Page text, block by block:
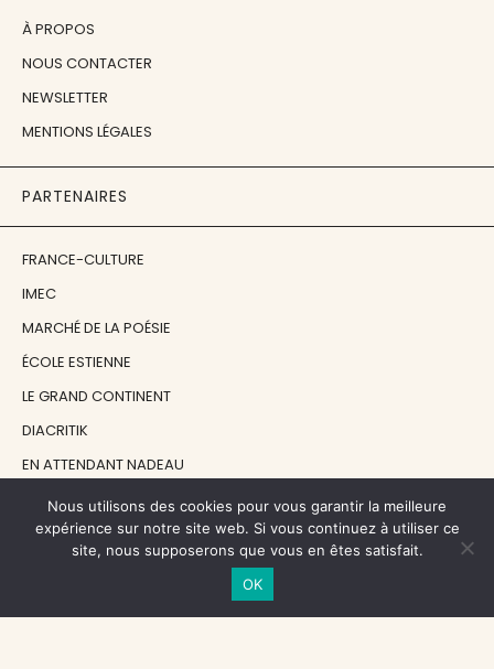
À PROPOS
NOUS CONTACTER
NEWSLETTER
MENTIONS LÉGALES
PARTENAIRES
FRANCE-CULTURE
IMEC
MARCHÉ DE LA POÉSIE
ÉCOLE ESTIENNE
LE GRAND CONTINENT
DIACRITIK
EN ATTENDANT NADEAU
NOS SOUTIENS
Nous utilisons des cookies pour vous garantir la meilleure
expérience sur notre site web. Si vous continuez à utiliser ce
site, nous supposerons que vous en êtes satisfait.
OK